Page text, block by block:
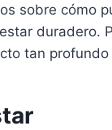
sobre cómo
duradero.
tan